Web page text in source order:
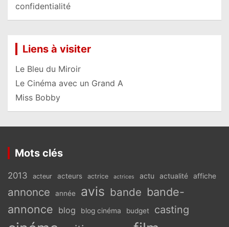
confidentialité
Liens à visiter
Le Bleu du Miroir
Le Cinéma avec un Grand A
Miss Bobby
Mots clés
2013 acteur acteurs actrice actrices actu actualité affiche
annonce année avis bande bande-
annonce blog blog cinéma budget casting